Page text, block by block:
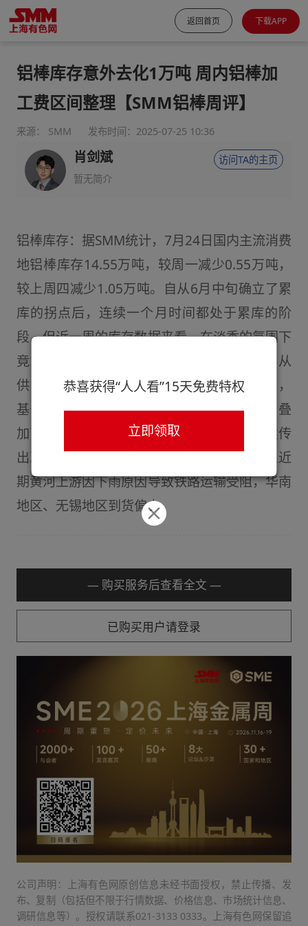
返回首页 下载APP
铝棒库存意外去化1万吨 周内铝棒加
工费区间整理【SMM铝棒周评】
来源： SMM 发布时间：2025-07-25 10:36
肖剑斌
暂无简介
访问TA的主页
铝棒库存：据SMM统计，7月24日国内主流消费
地铝棒库存14.55万吨，较周一减少0.55万吨，
较上周四减少1.05万吨。自从6月中旬确立了累
库的拐点后，连续一个月时间都处于累库的阶
段，但近一周的库存数据来看，在淡季的氛围下
竟意意外去库近1万吨，主要原因出自哪里？从
供应端角度来看，自6月中下旬，7月份以来，
基于厂内库存出现积压，资金运营压力初显，叠
加下游消费预期转弱的情况，铝棒厂家便持续传
出减产消息，供应端的压力稍有缓解，再加上近
期黄河上游因下雨原因导致铁路运输受阻，华南
地区、无锡地区到货偏少。
— 购买服务后查看全文 —
已购买用户请登录
公司声明：上海有色网原创信息未经书面授权，禁止传播、发
布、复制（包括但不限于行情数据、价格信息、市场统计信息、
调研信息等）。授权请联系021-3133 0333。上海有色网保留追
恭喜获得“人人看”15天免费特权
立即领取